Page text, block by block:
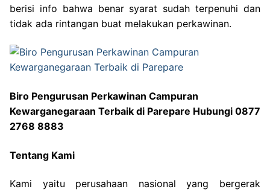
berisi info bahwa benar syarat sudah terpenuhi dan
tidak ada rintangan buat melakukan perkawinan.
Biro Pengurusan Perkawinan Campuran
Kewarganegaraan Terbaik di Parepare Hubungi 0877
2768 8883
Tentang Kami
Kami yaitu perusahaan nasional yang bergerak